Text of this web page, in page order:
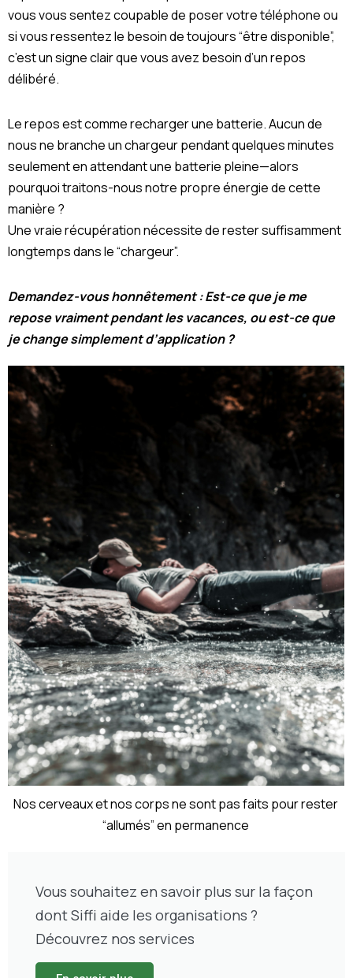
vous vous sentez coupable de poser votre téléphone ou
si vous ressentez le besoin de toujours “être disponible”,
c’est un signe clair que vous avez besoin d’un repos
délibéré.
Le repos est comme recharger une batterie. Aucun de
nous ne branche un chargeur pendant quelques minutes
seulement en attendant une batterie pleine—alors
pourquoi traitons-nous notre propre énergie de cette
manière ?
Une vraie récupération nécessite de rester suffisamment
longtemps dans le “chargeur”.
Demandez-vous honnêtement : Est-ce que je me
repose vraiment pendant les vacances, ou est-ce que
je change simplement d’application ?
Nos cerveaux et nos corps ne sont pas faits pour rester
“allumés” en permanence
Vous souhaitez en savoir plus sur la façon
dont Siffi aide les organisations ?
Découvrez nos services